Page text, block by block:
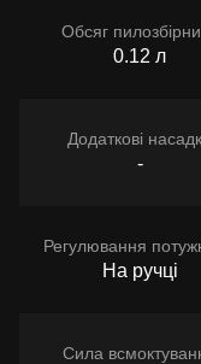
Обсяг
0.12 л
Додаткові
-
Регулювання
На ручці
Сила